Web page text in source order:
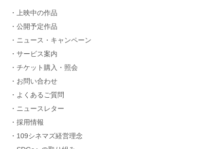
上映中の作品
公開予定作品
ニュース・キャンペーン
サービス案内
チケット購入・照会
お問い合わせ
よくあるご質問
ニュースレター
採用情報
109シネマズ経営理念